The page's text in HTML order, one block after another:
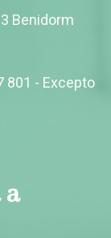
Benidorm
801 - Excepto